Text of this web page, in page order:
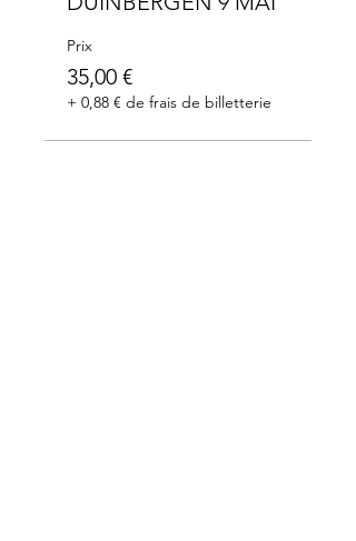
Prix
35,00 €
+ 0,88 € de frais de billetterie